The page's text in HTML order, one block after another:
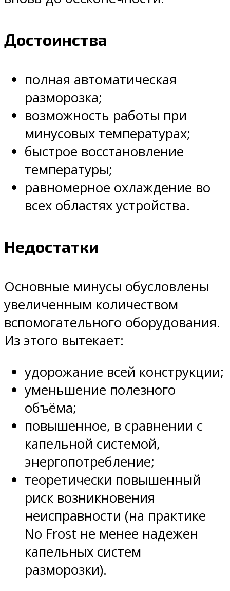
Достоинства
полная автоматическая
разморозка;
возможность работы при
минусовых температурах;
быстрое восстановление
температуры;
равномерное охлаждение во
всех областях устройства.
Недостатки
Основные минусы обусловлены
увеличенным количеством
вспомогательного оборудования.
Из этого вытекает:
удорожание всей конструкции;
уменьшение полезного
объёма;
повышенное, в сравнении с
капельной системой,
энергопотребление;
теоретически повышенный
риск возникновения
неисправности (на практике
No Frost не менее надежен
капельных систем
разморозки).